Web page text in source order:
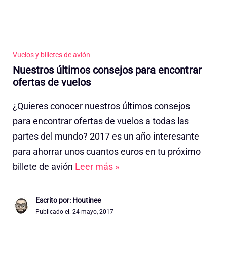
Vuelos y billetes de avión
Nuestros últimos consejos para encontrar
ofertas de vuelos
¿Quieres conocer nuestros últimos consejos
para encontrar ofertas de vuelos a todas las
partes del mundo? 2017 es un año interesante
para ahorrar unos cuantos euros en tu próximo
billete de avión Leer más »
Escrito por: Houtinee
Publicado el: 24 mayo, 2017